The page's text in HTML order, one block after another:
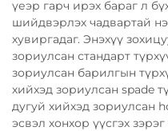
үеэр гарч ирэх бараг л
шийдвэрлэх чадвартай
хувиргадаг. Энэхүү
зориулсан стандарт
зориулсан барилгын
хийхэд зориулсан spade
дугуй хийхэд зориулсан
эсвэл хонхор үүсгэх